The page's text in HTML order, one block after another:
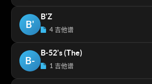
B'
B'Z
4 吉他谱
B-
B-52's (The)
1 吉他谱